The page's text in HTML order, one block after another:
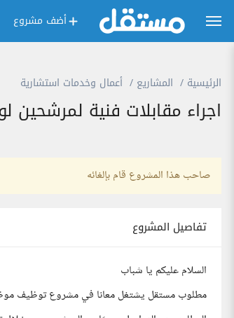
أضف مشروع
الرئيسية المشاريع أعمال وخدمات استشارية
اجراء مقابلات فنية لمرشحين
صاحب هذا المشروع قام بإلغائه
تفاصيل المشروع
السلام عليكم يا شباب
مطلوب مستقل يشتغل معانا في مشروع توظيف موظفين